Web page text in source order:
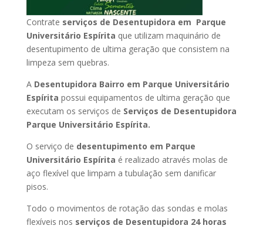
Contrate serviços de Desentupidora em Parque
Universitário Espírita que utilizam maquinário de
desentupimento de ultima geração que consistem na
limpeza sem quebras.
A Desentupidora Bairro em Parque Universitário
Espírita possui equipamentos de ultima geração que
executam os serviços de Serviços de Desentupidora
Parque Universitário Espírita.
O serviço de desentupimento em Parque
Universitário Espírita é realizado através molas de
aço flexível que limpam a tubulação sem danificar
pisos.
Todo o movimentos de rotação das sondas e molas
flexíveis nos serviços de Desentupidora 24 horas